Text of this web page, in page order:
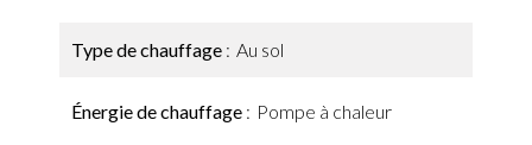
Type de chauffage Au sol
Énergie de chauffage Pompe à chaleur